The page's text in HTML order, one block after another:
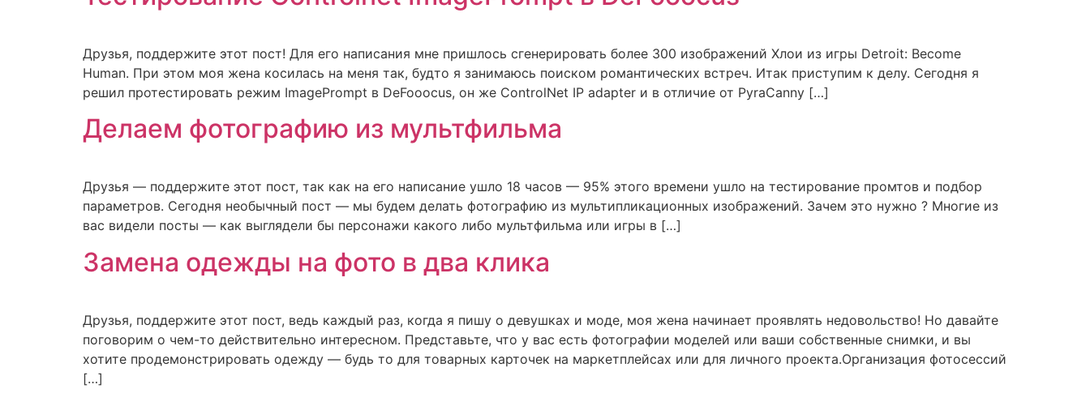
Друзья, поддержите этот пост! Для его написания мне пришлось сгенерировать более 300 изображений Хлои из игры Detroit: Become
Human. При этом моя жена косилась на меня так, будто я занимаюсь поиском романтических встреч. Итак приступим к делу. Сегодня я
решил протестировать режим ImagePrompt в DeFooocus, он же СontrolNet IP adapter и в отличие от PyraCanny […]
Делаем фотографию из мультфильма
Друзья — поддержите этот пост, так как на его написание ушло 18 часов — 95% этого времени ушло на тестирование промтов и подбор
параметров. Сегодня необычный пост — мы будем делать фотографию из мультипликационных изображений. Зачем это нужно ? Многие из
вас видели посты — как выглядели бы персонажи какого либо мультфильма или игры в […]
Замена одежды на фото в два клика
Друзья, поддержите этот пост, ведь каждый раз, когда я пишу о девушках и моде, моя жена начинает проявлять недовольство! Но давайте
поговорим о чем-то действительно интересном. Представьте, что у вас есть фотографии моделей или ваши собственные снимки, и вы
хотите продемонстрировать одежду — будь то для товарных карточек на маркетплейсах или для личного проекта.Организация фотосессий
[…]